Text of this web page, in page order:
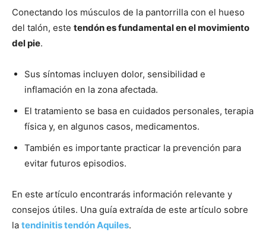
Conectando los músculos de la pantorrilla con el hueso
del talón, este tendón es fundamental en el movimiento
del pie.
Sus síntomas incluyen dolor, sensibilidad e
inflamación en la zona afectada.
El tratamiento se basa en cuidados personales, terapia
física y, en algunos casos, medicamentos.
También es importante practicar la prevención para
evitar futuros episodios.
En este artículo encontrarás información relevante y
consejos útiles. Una guía extraída de este artículo sobre
la tendinitis tendón Aquiles.